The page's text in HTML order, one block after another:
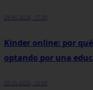
29-05-2026, 17:30
Kinder online: por
optando por una
29-05-2026, 15:00